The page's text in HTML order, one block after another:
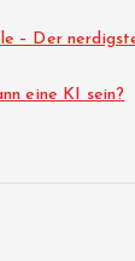
– Der
eine KI sein?